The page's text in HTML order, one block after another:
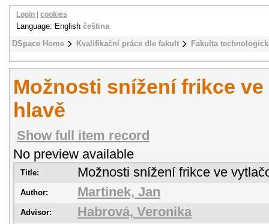
DSpace Home Kvalifikační práce dle fakult Fakulta
Login cookies
Language: English čeština
Možnosti snížení frikce
hlavě
Show full item record
No preview available
Title: Možnosti snížení frikce ve
Author: Martinek, Jan
Advisor: Habrová, Veronika